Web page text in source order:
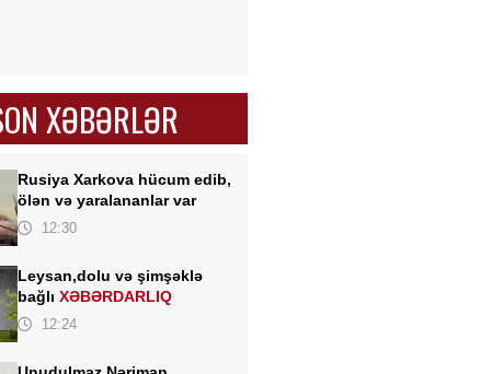
XƏBƏRLƏR
Rusiya Xarkova hücum edib,
ölən və yaralananlar var
12:30
Leysan,dolu və şimşəklə
bağlıXƏBƏRDARLIQ
12:24